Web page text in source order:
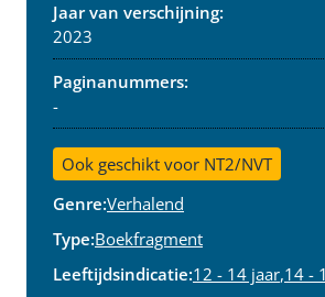
Jaar van verschijning:
2023
Paginanummers:
-
Ook geschikt voor NT2/NVT
Genre:Verhalend
Type:Boekfragment
Leeftijdsindicatie:12 - 14 jaar,14 -